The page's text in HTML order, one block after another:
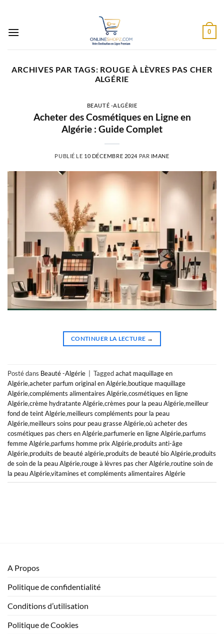
contenu
0
ARCHIVES PAR TAGS: ROUGE À LÈVRES PAS CHER
ALGÉRIE
BEAUTÉ -ALGÉRIE
Acheter des Cosmétiques en Ligne en
Algérie : Guide Complet
PUBLIÉ LE 10 DÉCEMBRE 2024 PAR IMANE
CONTINUER LA LECTURE →
Posté dans Beauté -Algérie Taggedachat maquillage en
Algérie,acheter parfum original en Algérie,boutique maquillage
Algérie,compléments alimentaires Algérie,cosmétiques en ligne
Algérie,crème hydratante Algérie,crèmes pour la peau Algérie,meilleur
fond de teint Algérie,meilleurs compléments pour la peau
Algérie,meilleurs soins pour peau grasse Algérie,où acheter des
cosmétiques pas chers en Algérie,parfumerie en ligne Algérie,parfums
femme Algérie,parfums homme prix Algérie,produits anti-âge
Algérie,produits de beauté algérie,produits de beauté bio Algérie,produits
de soin de la peau Algérie,rouge à lèvres pas cher Algérie,routine soin de
la peau Algérie,vitamines et compléments alimentaires Algérie
A Propos
Politique de confidentialité
Conditions d’utilisation
Politique de Cookies